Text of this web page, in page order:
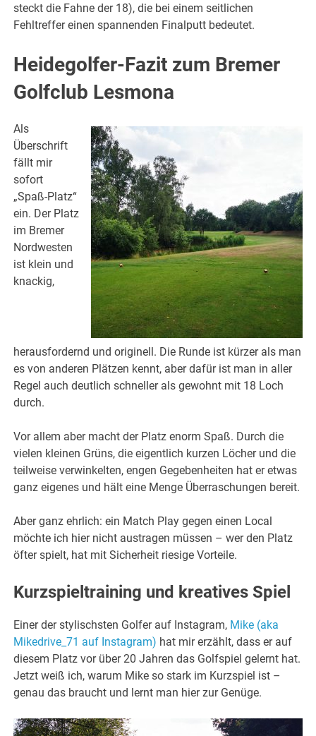
steckt die Fahne der 18), die bei einem seitlichen
Fehltreffer einen spannenden Finalputt bedeutet.
Heidegolfer-Fazit zum Bremer
Golfclub Lesmona
Als
Überschrift
fällt mir
sofort
„Spaß-Platz“
ein. Der Platz
im Bremer
Nordwesten
ist klein und
knackig,
herausfordernd und originell. Die Runde ist kürzer als man
es von anderen Plätzen kennt, aber dafür ist man in aller
Regel auch deutlich schneller als gewohnt mit 18 Loch
durch.
Vor allem aber macht der Platz enorm Spaß. Durch die
vielen kleinen Grüns, die eigentlich kurzen Löcher und die
teilweise verwinkelten, engen Gegebenheiten hat er etwas
ganz eigenes und hält eine Menge Überraschungen bereit.
Aber ganz ehrlich: ein Match Play gegen einen Local
möchte ich hier nicht austragen müssen – wer den Platz
öfter spielt, hat mit Sicherheit riesige Vorteile.
Kurzspieltraining und kreatives Spiel
Einer der stylischsten Golfer auf Instagram, Mike (aka
Mikedrive_71 auf Instagram) hat mir erzählt, dass er auf
diesem Platz vor über 20 Jahren das Golfspiel gelernt hat.
Jetzt weiß ich, warum Mike so stark im Kurzspiel ist –
genau das braucht und lernt man hier zur Genüge.